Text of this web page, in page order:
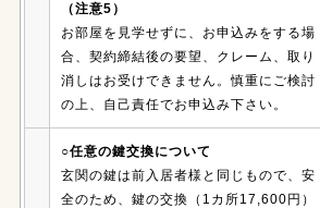
（注意5）
お部屋を見学せずに、お申込みをする場
合、契約締結後の要望、クレーム、取り
消しはお受けできません。慎重にご検討
の上、自己責任でお申込み下さい。
○任意の鍵交換について
玄関の鍵は前入居者様と同じもので、安
全のため、鍵の交換（1カ所17,600円）